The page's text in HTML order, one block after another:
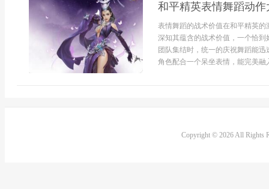
和平精英表情舞蹈动
表情舞蹈的战术价值在和平精英
深知其蕴含的战术价值，一个恰
团队集结时，统一的庆祝舞蹈能
角色配合一个呆坐表情，能完美融
Copyright © 2026 All Rights